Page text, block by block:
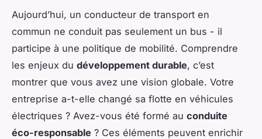
Aujourd’hui, un conducteur de transport en
commun ne conduit pas seulement un bus - il
participe à une politique de mobilité. Comprendre
les enjeux du développement durable, c’est
montrer que vous avez une vision globale. Votre
entreprise a-t-elle changé sa flotte en véhicules
électriques ? Avez-vous été formé au conduite
éco-responsable ? Ces éléments peuvent enrichir